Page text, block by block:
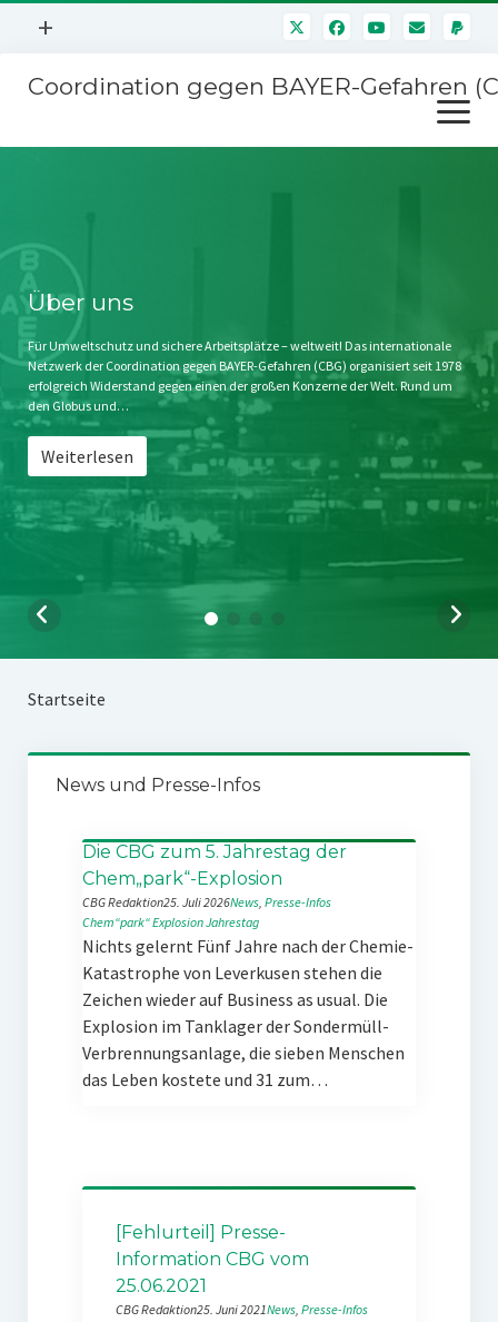
Menü
+
Mitmachen
Kontakt
Impressum
Störfälle
Coordination gegen BAYER-Gefahren
Menü
öffnen
Stichwort BAYER
Jahrestagung
SPENDEN
Über uns
Für Umweltschutz und sichere Arbeitsplätze – weltweit! Das internationale
Netzwerk der Coordination gegen BAYER-Gefahren (CBG) organisiert seit 1978
erfolgreich Widerstand gegen einen der großen Konzerne der Welt. Rund um
den Globus und…
Weiterlesen
Startseite
News und Presse-Infos
Die CBG zum 5. Jahrestag der
Chem„park“-Explosion
CBG Redaktion25. Juli 2026News, Presse-Infos
Chem“park“ExplosionJahrestag
Nichts gelernt Fünf Jahre nach der Chemie-
Katastrophe von Leverkusen stehen die
Zeichen wieder auf Business as usual. Die
Explosion im Tanklager der Sondermüll-
Verbrennungsanlage, die sieben Menschen
das Leben kostete und 31 zum…
[Fehlurteil] Presse-
Information CBG vom
25.06.2021
CBG Redaktion25. Juni 2021News, Presse-Infos